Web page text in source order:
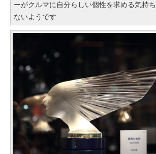
ーがクルマに自分らしい個性を求める気持
ないようです